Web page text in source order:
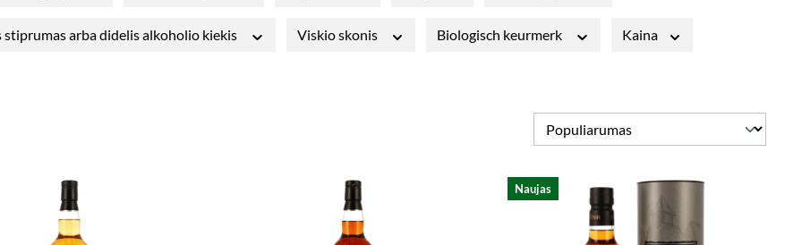
stiprumas arba didelis alkoholio kiekis Viskio skonis Biologisch keurmerk Kaina
Naujas